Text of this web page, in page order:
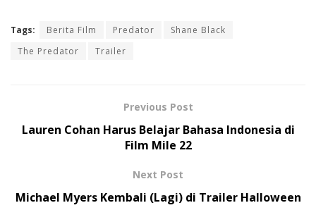
Tags: Berita Film Predator
Shane Black
The Predator
Trailer
Previous Post
Lauren Cohan Harus Belajar Bahasa Indonesia di
Film Mile 22
Next Post
Michael Myers Kembali (Lagi) di Trailer Halloween